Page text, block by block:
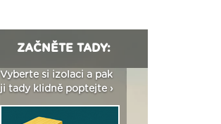
ZAČNĚTE TADY:
Vyberte si izolaci a pak
ji tady klidně poptejte ›